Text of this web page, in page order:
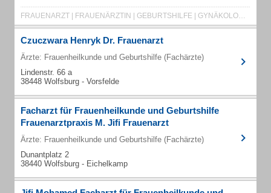
FRAUENARZT | FRAUENÄRZTIN | GEBURTSHILFE | GYNÄKOLOGE | KINDERWUNSCH | SCHWANGESCHAFT
Czuczwara Henryk Dr. Frauenarzt
Ärzte: Frauenheilkunde und Geburtshilfe (Fachärzte)
Lindenstr. 66 a
38448 Wolfsburg - Vorsfelde
Facharzt für Frauenheilkunde und Geburtshilfe
Frauenarztpraxis M. Jifi Frauenarzt
Ärzte: Frauenheilkunde und Geburtshilfe (Fachärzte)
Dunantplatz 2
38440 Wolfsburg - Eichelkamp